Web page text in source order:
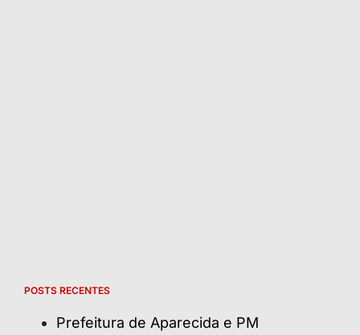
POSTS RECENTES
Prefeitura de Aparecida e PM